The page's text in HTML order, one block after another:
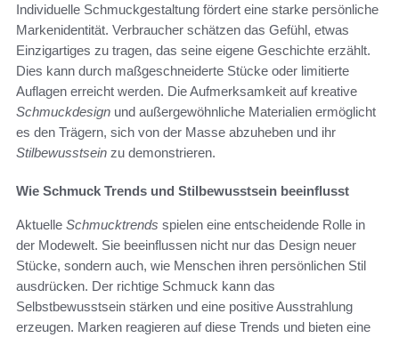
Individuelle Schmuckgestaltung fördert eine starke persönliche
Markenidentität. Verbraucher schätzen das Gefühl, etwas
Einzigartiges zu tragen, das seine eigene Geschichte erzählt.
Dies kann durch maßgeschneiderte Stücke oder limitierte
Auflagen erreicht werden. Die Aufmerksamkeit auf kreative
Schmuckdesign und außergewöhnliche Materialien ermöglicht
es den Trägern, sich von der Masse abzuheben und ihr
Stilbewusstsein zu demonstrieren.
Wie Schmuck Trends und Stilbewusstsein beeinflusst
Aktuelle Schmucktrends spielen eine entscheidende Rolle in
der Modewelt. Sie beeinflussen nicht nur das Design neuer
Stücke, sondern auch, wie Menschen ihren persönlichen Stil
ausdrücken. Der richtige Schmuck kann das
Selbstbewusstsein stärken und eine positive Ausstrahlung
erzeugen. Marken reagieren auf diese Trends und bieten eine